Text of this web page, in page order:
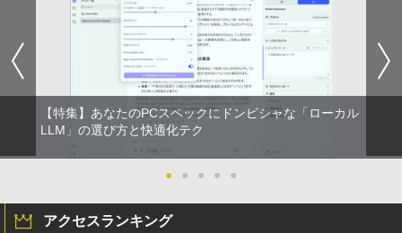
【特集】あなたのPCスペックにドンピシャな「ローカル
LLM」の選び方と快適化テク
● ● ● ● ●
アクセスランキング